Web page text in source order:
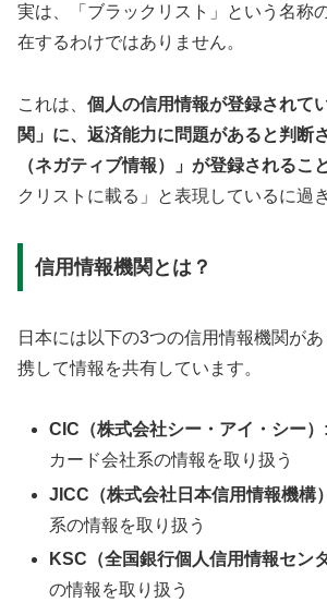
実は、「ブラックリスト」という名称
在するわけではありません。
これは、 個人の信用情報が登録されて
関」に、返済能力に問題があると判断
（ネガティブ情報）」が登録されるこ
クリストに載る」と表現しているに過
信用情報機関とは？
日本には以下の3つの信用情報機関が
携して情報を共有しています。
CIC（株式会社シー・アイ・シー）:
カード会社系の情報を取り扱う
JICC（株式会社日本信用情報機構
系の情報を取り扱う
KSC（全国銀行個人信用情報セン
の情報を取り扱う